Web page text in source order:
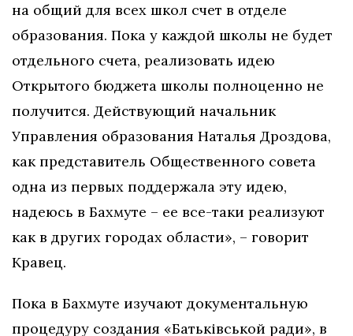
на общий для всех школ счет в отделе
образования. Пока у каждой школы не будет
отдельного счета, реализовать идею
Открытого бюджета школы полноценно не
получится. Действующий начальник
Управления образования Наталья Дроздова,
как представитель Общественного совета
одна из первых поддержала эту идею,
надеюсь в Бахмуте – ее все-таки реализуют
как в других городах области», – говорит
Кравец.
Пока в Бахмуте изучают документальную
процедуру создания «Батьківськой ради», в